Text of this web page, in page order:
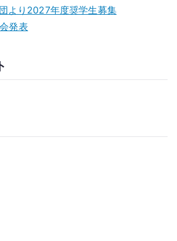
より2027年度奨学生募集
発表